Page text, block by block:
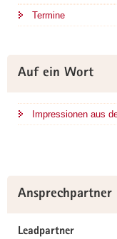
Termine
Auf ein Wort
Impressionen aus
Ansprechpartner
Leadpartner